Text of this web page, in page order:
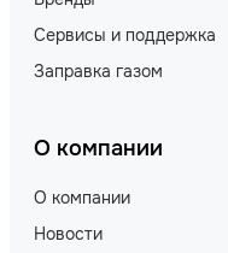
Сервисы и поддержка
Заправка газом
О компании
О компании
Новости